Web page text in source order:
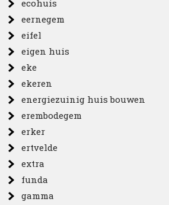
ecohuis
eernegem
eifel
eigen huis
eke
ekeren
energiezuinig huis bouwen
erembodegem
erker
ertvelde
extra
funda
gamma